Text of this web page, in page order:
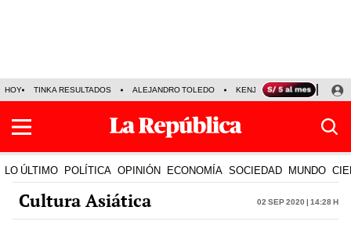
HOY TINKA RESULTADOS ALEJANDRO TOLEDO KENJI FUJIMORI
LO ÚLTIMO POLÍTICA OPINIÓN ECONOMÍA SOCIEDAD MUNDO
Cultura Asiática 02 Sep 2020 | 14:28 h